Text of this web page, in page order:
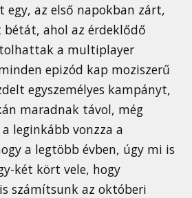
az első napokban zárt,
ahol az érdeklődő
a multiplayer
epizód kap moziszerű
egyszemélyes kampányt,
maradnak távol, még
leginkább vonzza a
a legtöbb évben, úgy mi is
két kört vele, hogy
számítsunk az októberi